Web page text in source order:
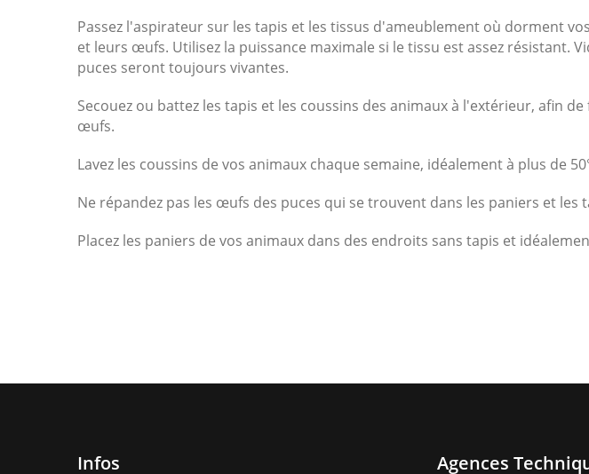
Passez l'aspirateur sur les tapis et les tissus d'ameublement où dorment
et leurs œufs. Utilisez la puissance maximale si le tissu est assez résistant.
puces seront toujours vivantes.
Secouez ou battez les tapis et les coussins des animaux à l'extérieur, afin
œufs.
Lavez les coussins de vos animaux chaque semaine, idéalement à plus de
Ne répandez pas les œufs des puces qui se trouvent dans les paniers et les
Placez les paniers de vos animaux dans des endroits sans tapis et
Infos Agences